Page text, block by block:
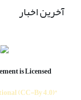
آخرین اخبار
is Licensed
"Creative commons Attribution 4.0 International (CC-By 4.0)"